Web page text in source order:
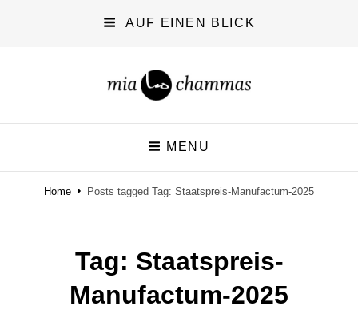
AUF EINEN BLICK
miachammas
exploring pattern MENU
Home Posts tagged Tag: Staatspreis-Manufactum-2025
Tag: Staatspreis-
Manufactum-2025